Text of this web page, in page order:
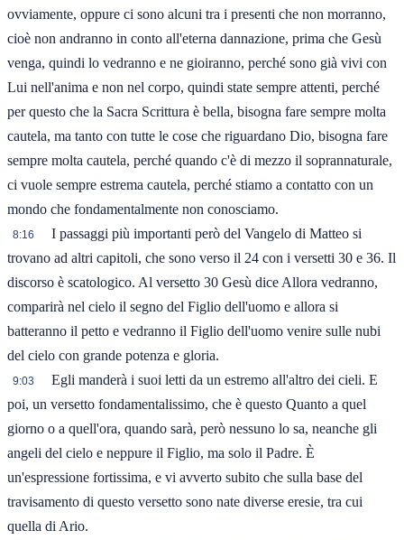
ovviamente, oppure ci sono alcuni tra i presenti che non morranno,
cioè non andranno in conto all'eterna dannazione, prima che Gesù
venga, quindi lo vedranno e ne gioiranno, perché sono già vivi con
Lui nell'anima e non nel corpo, quindi state sempre attenti, perché
per questo che la Sacra Scrittura è bella, bisogna fare sempre molta
cautela, ma tanto con tutte le cose che riguardano Dio, bisogna fare
sempre molta cautela, perché quando c'è di mezzo il soprannaturale,
ci vuole sempre estrema cautela, perché stiamo a contatto con un
mondo che fondamentalmente non conosciamo.
8:16
I passaggi più importanti però del Vangelo di Matteo si
trovano ad altri capitoli, che sono verso il 24 con i versetti 30 e 36. Il
discorso è scatologico. Al versetto 30 Gesù dice Allora vedranno,
comparirà nel cielo il segno del Figlio dell'uomo e allora si
batteranno il petto e vedranno il Figlio dell'uomo venire sulle nubi
del cielo con grande potenza e gloria.
9:03
Egli manderà i suoi letti da un estremo all'altro dei cieli. E
poi, un versetto fondamentalissimo, che è questo Quanto a quel
giorno o a quell'ora, quando sarà, però nessuno lo sa, neanche gli
angeli del cielo e neppure il Figlio, ma solo il Padre. È
un'espressione fortissima, e vi avverto subito che sulla base del
travisamento di questo versetto sono nate diverse eresie, tra cui
quella di Ario.